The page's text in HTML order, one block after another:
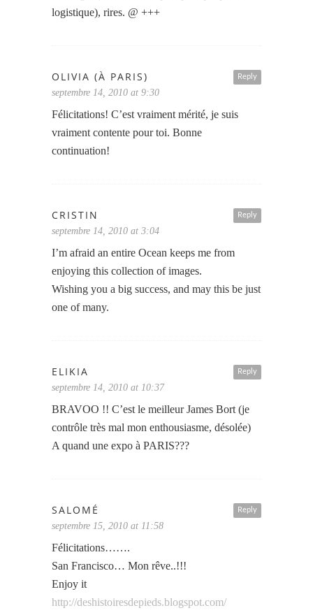
logistique), rires. @ +++
Reply
OLIVIA (À PARIS)
septembre 14, 2010 at 9:30
Félicitations! C’est vraiment mérité, je suis
vraiment contente pour toi. Bonne
continuation!
Reply
CRISTIN
septembre 14, 2010 at 3:04
I’m afraid an entire Ocean keeps me from
enjoying this collection of images.
Wishing you a big success, and may this be just
one of many.
Reply
ELIKIA
septembre 14, 2010 at 10:37
BRAVOO !! C’est le meilleur James Bort (je
contrôle très mal mon enthousiasme, désolée)
A quand une expo à PARIS???
Reply
SALOMÉ
septembre 15, 2010 at 11:58
Félicitations…….
San Francisco… Mon rêve..!!!
Enjoy it
http://deshistoiresdepieds.blogspot.com/